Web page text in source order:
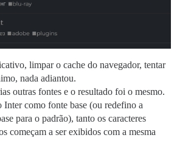
limpar o cache do navegador, tentar
nada adiantou.
outras fontes e o resultado foi o mesmo.
Inter como fonte base (ou redefino a
para o padrão), tanto os caracteres
começam a ser exibidos com a mesma